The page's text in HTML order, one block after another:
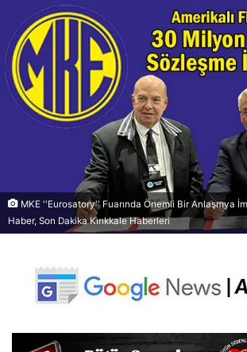
MKE ''Eurosatory'' Fuarında Önemli Bir Anlaşmya
Haber, Son Dakika Kırıkkale Haberleri